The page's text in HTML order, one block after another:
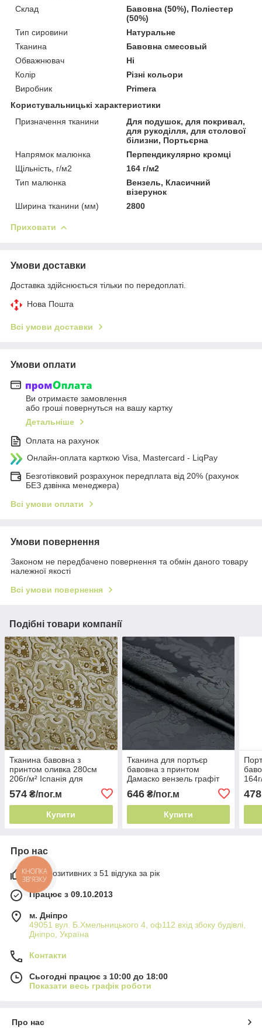
Склад
Бавовна (50%), Поліестер
(50%)
Тип сировини
Натуральне
Тканина
Бавовна смесовый
Обважнювач
Ні
Колір
Різні кольори
Виробник
Primera
Користувальницькі характеристики
Призначення тканини
Для подушок, для покривал,
для рукоділля, для столової
білизни, Портьєрна
Напрямок малюнка
Перпендикулярно кромці
Щільність, г/м2
164 г/м2
Тип малюнка
Вензель, Класичний
візерунок
Ширина тканини (мм)
2800
Приховати
Умови доставки
Доставка здійснюється тільки по передоплаті.
Нова Пошта
Всі умови доставки
Умови оплати
Ви отримаєте замовлення
або гроші повернуться на вашу картку
Детальніше
Оплата на рахунок
Онлайн-оплата карткою Visa, Mastercard - LiqPay
Безготівковий розрахунок передплата від 20% (рахунок
БЕЗ дзвінка менеджера)
Всі умови оплати
Умови повернення
Законом не передбачено повернення та обмін даного товару
належної якості
Всі умови повернення
Подібні товари компанії
Тканина бавовна з
принтом оливка 280см
206г/м² Іспанія для
574 ₴/пог.м
Купити
Тканина для портьєр
бавовна з принтом
Дамаско вензель графіт
розкішний вензель
646₴/пог.м
Купити
478
Про нас
98% позитивних з 51 відгука за рік
Працює з 09.10.2013
м. Дніпро
49051 вул. Б.Хмельницького 4, оф112 вхід збоку будівлі,
Дніпро, Україна
Контакти
Сьогодні працює з 10:00 до 18:00
Показати весь графік роботи
Про нас
КНОПКА
ЗВ'ЯЗКУ